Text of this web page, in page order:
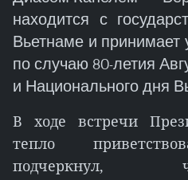
находится с
Вьетнаме и принимает
по случаю 80-летия
и Национального дня
В ходе встречи
тепло
подчеркнул,